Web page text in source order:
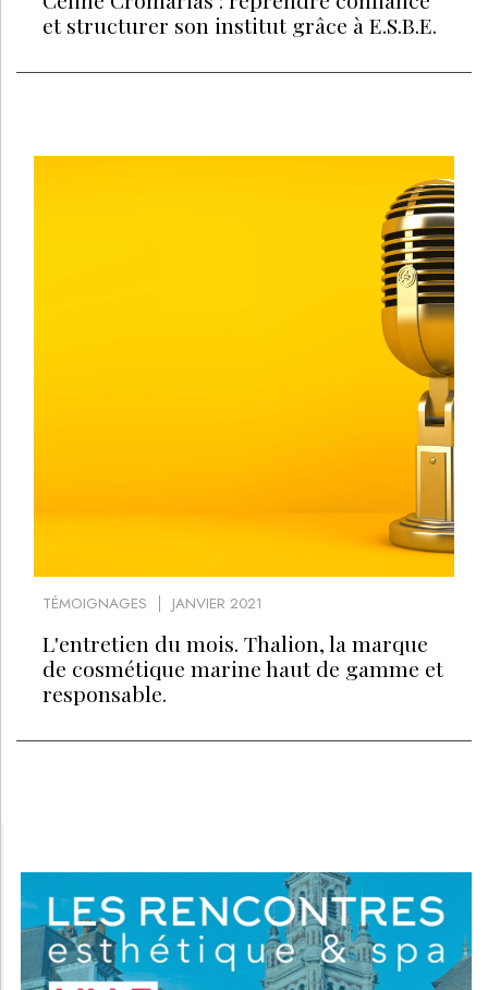
et structurer son institut grâce à E.S.B.E.
TÉMOIGNAGES JANVIER 2021
L'entretien du mois. Thalion, la marque
de cosmétique marine haut de gamme et
responsable.